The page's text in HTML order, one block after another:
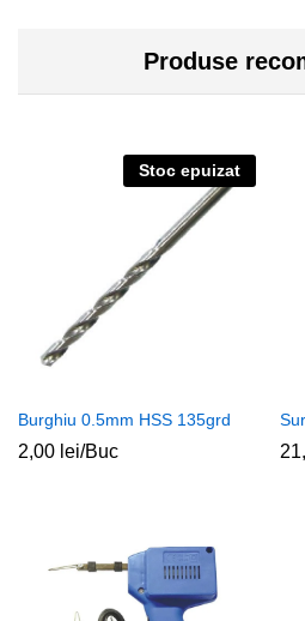
Produse
Stoc epuizat
Burghiu 0.5mm HSS 135grd
2,00 lei/Buc